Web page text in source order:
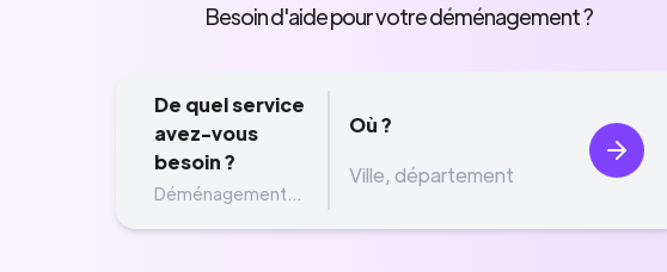
Besoin d'aide pour votre déménagement ?
De quel service
avez-vous
besoin ?
Déménagement...
Où ?